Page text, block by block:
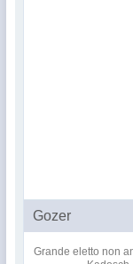
Gozer
Grande eletto non